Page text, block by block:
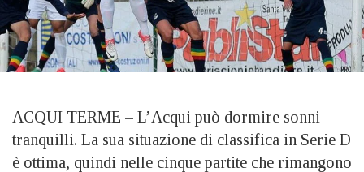
ACQUI TERME – L’Acqui può dormire sonni
tranquilli. La sua situazione di classifica in Serie D
è ottima, quindi nelle cinque partite che rimangono